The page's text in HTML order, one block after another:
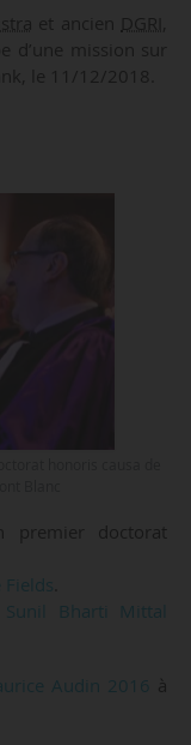
et ancien DGRI
d’une mission sur
le 11/12/2018.
premier doctorat
Bharti Mittal
Audin 2016 à